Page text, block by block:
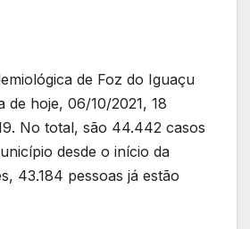
de Foz do Iguaçu
de hoje, 06/10/2021, 18
No total, são 44.442 casos
desde o início da
43.184 pessoas já estão